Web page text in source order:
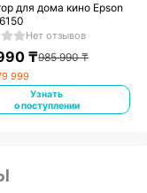
для дома кино Epson
Нет отзывов
₸985 990₸
999
Узнать
о поступлении